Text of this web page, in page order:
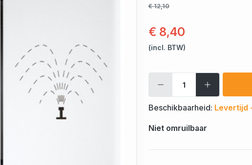
€ 12,10
€ 8,40
(incl. BTW)
Beschikbaarheid: Levertijd
Niet omruilbaar